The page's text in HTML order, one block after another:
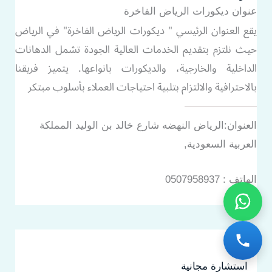
عنوان ديكورات الرياض الفاخرة
يقع العنوان الرئيسي " ديكورات الرياض الفاخرة" في الرياض
حيث نلتزم بتقديم الخدمات العالية الجودة تشمل الدهانات
الداخلية والخارجية، والديكورات بانواعها. يتميز فريقنا
بالاحترافية والالتزام بتلبية احتياجات العملاء بأسلوب مبتكر
العنوان:الرياض النهضه شارع خالد بن الوليد المملكة
العربية السعودية,
الهاتف : 0507958937
استشارة مجانية